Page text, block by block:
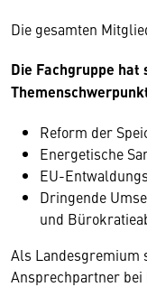
Die gesamten
Die Fachgruppe hat
Reform der
Energetische
EU-
Dringende
und
Als Landesgremium
Ansprechpartner bei